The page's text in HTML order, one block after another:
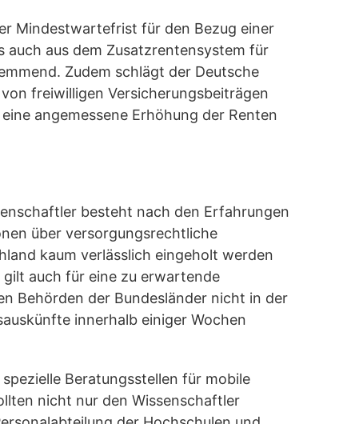
Mindestwartefrist für den Bezug einer
auch aus dem Zusatzrentensystem für
Zudem schlägt der Deutsche
freiwilligen Versicherungsbeiträgen
angemessene Erhöhung der Renten
besteht nach den Erfahrungen
über versorgungsrechtliche
kaum verlässlich eingeholt werden
auch für eine zu erwartende
Behörden der Bundesländer nicht in der
innerhalb einiger Wochen
Beratungsstellen für mobile
nicht nur den Wissenschaftler